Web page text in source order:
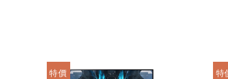
特價 特